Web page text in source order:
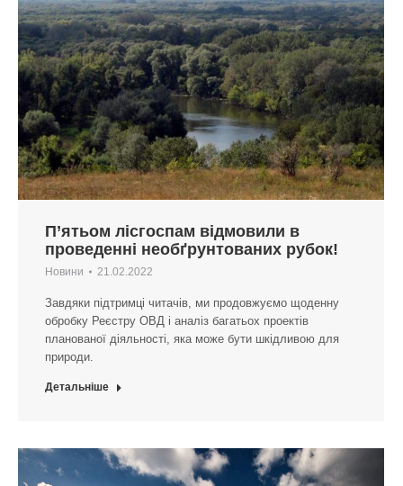
П’ятьом лісгоспам відмовили в
проведенні необґрунтованих рубок!
Новини 21.02.2022
Завдяки підтримці читачів, ми продовжуємо щоденну
обробку Реєстру ОВД і аналіз багатьох проектів
планованої діяльності, яка може бути шкідливою для
природи.
Детальніше